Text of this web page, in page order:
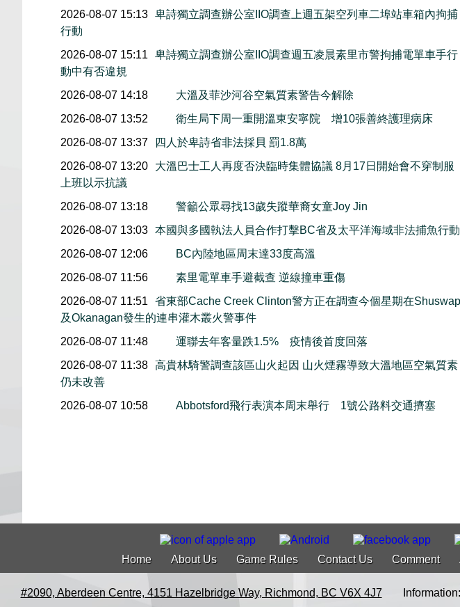
2026-08-07 15:13 卑詩獨立調查辦公室IIO調查上週五架空列車二埠站車箱內拘捕
行動
2026-08-07 15:11
卑詩獨立調查辦公室IIO調查週五凌晨素里市警拘捕電單車手行
動中有否違規
2026-08-07 14:18
大溫及菲沙河谷空氣質素警告今解除
2026-08-07 13:52
衛生局下周一重開溫東安寧院 增10張善終護理病床
2026-08-07 13:37
四人於卑詩省非法採貝 罰1.8萬
2026-08-07 13:20
大溫巴士工人再度否決臨時集體協議 8月17日開始會不穿制服
上班以示抗議
2026-08-07 13:18
警籲公眾尋找13歲失蹤華裔女童Joy Jin
2026-08-07 13:03 本國與多國執法人員合作打擊BC省及太平洋海域非法捕魚行動
2026-08-07 12:06
BC內陸地區周末達33度高溫
2026-08-07 11:56
素里電單車手避截查 逆線撞車重傷
2026-08-07 11:51
省東部Cache Creek Clinton警方正在調查今個星期在Shuswap
及Okanagan發生的連串灌木叢火警事件
2026-08-07 11:48
運聯去年客量跌1.5% 疫情後首度回落
2026-08-07 11:38 高貴林騎警調查該區山火起因 山火煙霧導致大溫地區空氣質素
仍未改善
2026-08-07 10:58
Abbotsford飛行表演本周末舉行 1號公路料交通擠塞
Home About Us Game Rules Contact Us Comment
#2090, Aberdeen Centre, 4151 Hazelbridge Way, Richmond, BC V6X 4J7